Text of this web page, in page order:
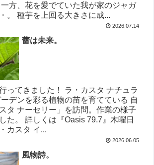
方、花を愛でていた我が家のジャガ
。 種芋を上回る大きさに成...
2026.07.14
蕾は未来。
ってきました！ ラ・カスタ ナチュラ
デンを彩る植物の苗を育てている 自
タ ナーセリー」を訪問。作業の様子
た。 詳しくは『Oasis 79.7』木曜日
カスタ イ...
2026.06.05
風物詩。